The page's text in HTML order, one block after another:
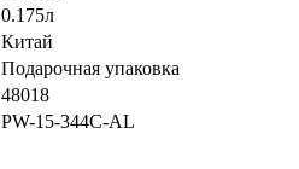
0.175л
Китай
Подарочная упаковка
48018
PW-15-344C-AL